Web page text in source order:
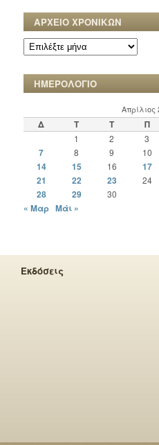
ΑΡΧΕΙΟ ΧΡΟΝΙΚΩΝ
ΑΡΧΕΙΟ
ΧΡΟΝΙΚΩΝ
ΗΜΕΡΟΛΟΓΙΟ
Απρίλιος
Δ Τ Τ Π
1 2 3
7
8 9 10
14 15 16 17
21 22 23 24
28 29 30
« Μαρ Μάι »
Εκδόσεις